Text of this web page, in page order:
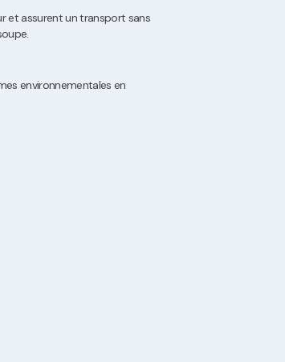
et assurent un transport sans
environnementales en